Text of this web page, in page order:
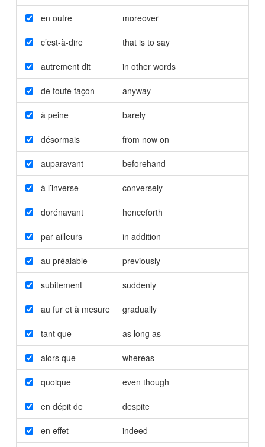
en outre moreover
c’est-à-dire that is to say
autrement dit in other words
de toute façon anyway
à peine barely
désormais from now on
auparavant beforehand
à l’inverse conversely
dorénavant henceforth
par ailleurs in addition
au préalable previously
subitement suddenly
au fur et à mesure gradually
tant que as long as
alors que whereas
quoique even though
en dépit de despite
en effet indeed